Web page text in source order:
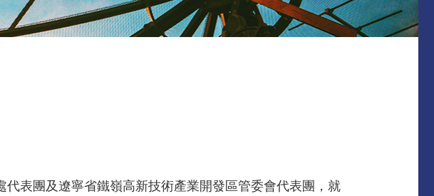
表團及遼寧省鐵嶺高新技術產業開發區管委會代表團，就